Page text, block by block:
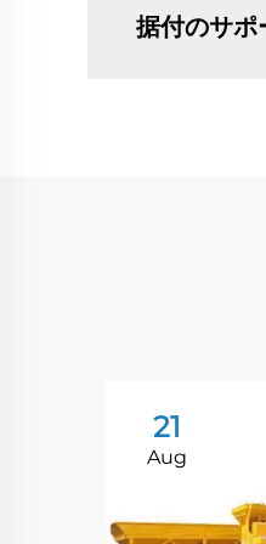
据付のサポ
21
Aug